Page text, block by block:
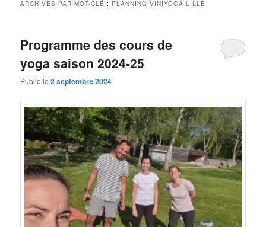
ARCHIVES PAR MOT-CLÉ : PLANNING VINIYOGA LILLE
Programme des cours de
yoga saison 2024-25
Publié le2 septembre 2024